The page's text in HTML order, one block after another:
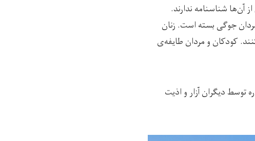
آن‌ها شناسنامه ندارند.
جوگی بسته است. زنان
کودکان و مردان طایفه‌ی
دیگران آزار و اذیت